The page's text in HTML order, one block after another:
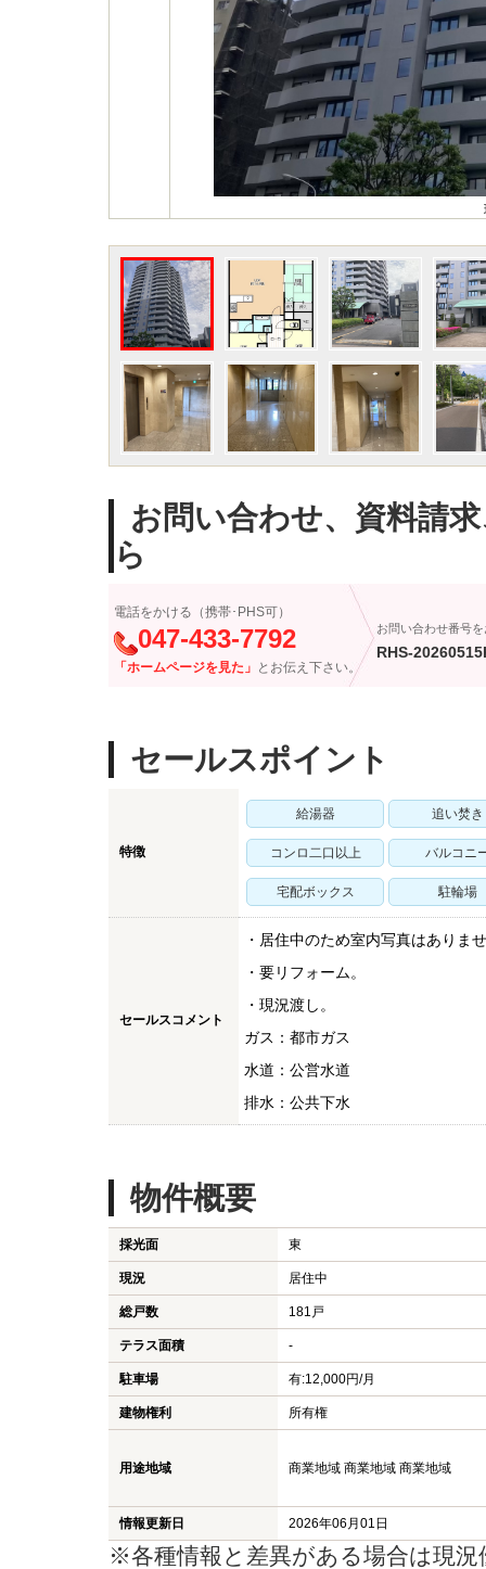
お問い合わせ、資料請
ら
電話をかける（携帯･PHS可）
047-433-7792
「ホームページを見た」 とお伝え下さい。
お問い合わせ番号
RHS-
セールスポイント
特徴
給湯器 追い焚き
コンロ二口以上 バルコニ
宅配ボックス 駐輪場
セールスコメント
・居住中のため室内写真はありま
・要リフォーム。
・現況渡し。
ガス：都市ガス
水道：公営水道
排水：公共下水
物件概要
採光面 東
現況 居住中
総戸数 181戸
テラス面積 -
駐車場 有:12,000円/月
建物権利 所有権
用途地域 商業地域 商業地域 商業地域
情報更新日 2026年06月01日
※各種情報と差異がある場合は現